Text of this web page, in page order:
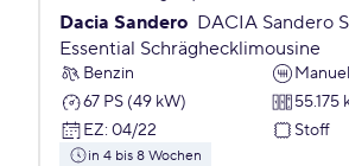
Dacia Sandero DACIA Sandero
Essential Schräghecklimousine
Benzin
67 PS (49 kW)
55.175
EZ: 04/22 Stoff
in 4 bis 8 Wochen